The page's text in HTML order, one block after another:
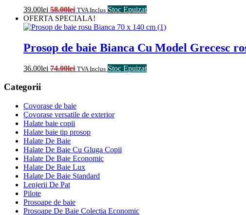
39.00lei 58.00lei TVA Inclus Stoc Epuizat
OFERTA SPECIALA!
Prosop de baie Bianca Cu Model Grecesc
36.00lei 74.00lei TVA Inclus Stoc Epuizat
Categorii
Covorase de baie
Covorase versatile de exterior
Halate baie copii
Halate baie tip prosop
Halate De Baie
Halate De Baie Cu Gluga Copii
Halate De Baie Economic
Halate De Baie Lux
Halate De Baie Standard
Lenjerii De Pat
Pilote
Prosoape de baie
Prosoape De Baie Colectia Economic